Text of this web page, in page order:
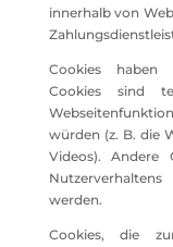
innerhalb von
Cookies haben
Cookies sind
würden (z. B. die
Videos). Andere
werden.
Cookies, die